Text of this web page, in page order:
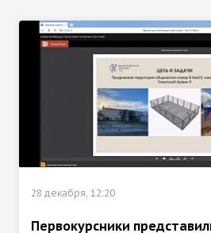
28 декабря, 12:20
Первокурсники